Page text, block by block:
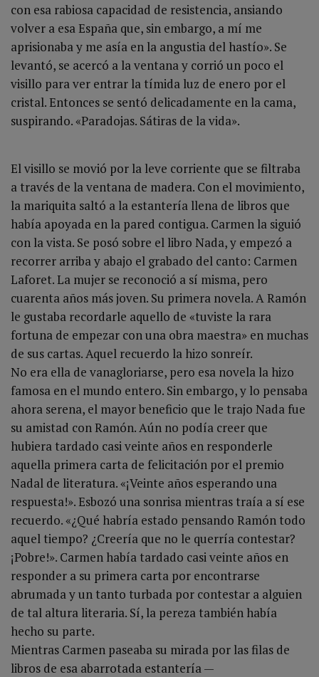
con esa rabiosa capacidad de resistencia, ansiando
volver a esa España que, sin embargo, a mí me
aprisionaba y me asía en la angustia del hastío». Se
levantó, se acercó a la ventana y corrió un poco el
visillo para ver entrar la tímida luz de enero por el
cristal. Entonces se sentó delicadamente en la cama,
suspirando. «Paradojas. Sátiras de la vida».
El visillo se movió por la leve corriente que se filtraba
a través de la ventana de madera. Con el movimiento,
la mariquita saltó a la estantería llena de libros que
había apoyada en la pared contigua. Carmen la siguió
con la vista. Se posó sobre el libro Nada, y empezó a
recorrer arriba y abajo el grabado del canto: Carmen
Laforet. La mujer se reconoció a sí misma, pero
cuarenta años más joven. Su primera novela. A Ramón
le gustaba recordarle aquello de «tuviste la rara
fortuna de empezar con una obra maestra» en muchas
de sus cartas. Aquel recuerdo la hizo sonreír.
No era ella de vanagloriarse, pero esa novela la hizo
famosa en el mundo entero. Sin embargo, y lo pensaba
ahora serena, el mayor beneficio que le trajo Nada fue
su amistad con Ramón. Aún no podía creer que
hubiera tardado casi veinte años en responderle
aquella primera carta de felicitación por el premio
Nadal de literatura. «¡Veinte años esperando una
respuesta!». Esbozó una sonrisa mientras traía a sí ese
recuerdo. «¿Qué habría estado pensando Ramón todo
aquel tiempo? ¿Creería que no le querría contestar?
¡Pobre!». Carmen había tardado casi veinte años en
responder a su primera carta por encontrarse
abrumada y un tanto turbada por contestar a alguien
de tal altura literaria. Sí, la pereza también había
hecho su parte.
Mientras Carmen paseaba su mirada por las filas de
libros de esa abarrotada estantería —